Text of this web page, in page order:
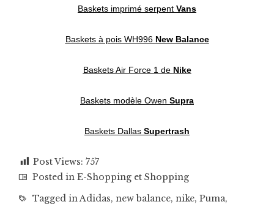
Baskets imprimé serpent Vans
Baskets à pois WH996 New Balance
Baskets Air Force 1 de Nike
Baskets modèle Owen Supra
Baskets Dallas Supertrash
Post Views: 757
Posted in E-Shopping et Shopping
Tagged in Adidas, new balance, nike, Puma,